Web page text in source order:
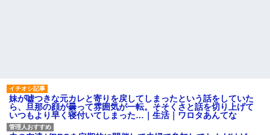
私「ちょっと、人の家の金庫
触らないでよ！」キチママ『そ
こに金庫があったから、開けて
みようとしただけ☆』義兄「泥
は出てけ！二度と来るな！」結
果・・・
【速報】専門家「イオンモー
ル熊本の爆心地に”こんなも
の”があったんだけど…」
妹が嘘つきな元カレと寄りを戻してしまったという話をしていた
ら、旦那の顔が曇って雰囲気が一転。そそくさと話を切り上げて
いつもより早く寝付いてしまった…｜生活｜ワロタあんてな